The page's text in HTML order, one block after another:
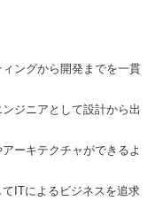
ングから開発までを一貫
ジニアとして設計から出
ーキテクチャができるよ
ITによるビジネスを追求